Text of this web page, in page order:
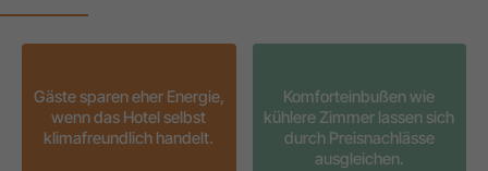
Gäste sparen eher Energie,
wenn das Hotel selbst
klimafreundlich handelt.
Komforteinbußen wie
kühlere Zimmer lassen sich
durch Preisnachlässe
ausgleichen.